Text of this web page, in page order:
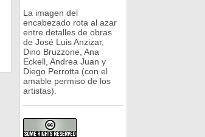
La imagen del
encabezado rota al azar
entre detalles de obras
de José Luis Anzizar,
Dino Bruzzone, Ana
Eckell, Andrea Juan y
Diego Perrotta (con el
amable permiso de los
artistas).